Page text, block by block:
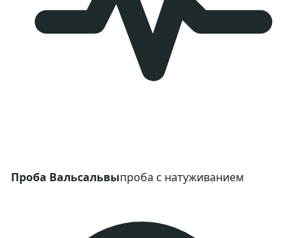
Проба Вальсальвыпроба с натуживанием